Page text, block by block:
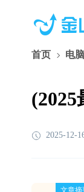
首页 电
2025-12-
文章摘